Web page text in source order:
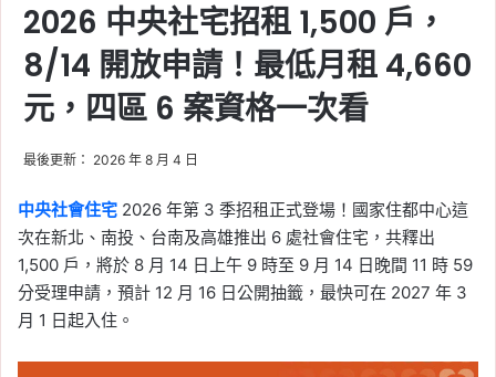
2026 中央社宅招租 1,500 戶，
8/14 開放申請！最低月租 4,660
元，四區 6 案資格一次看
最後更新： 2026 年 8 月 4 日
中央社會住宅 2026 年第 3 季招租正式登場！國家住都中心這
次在新北、南投、台南及高雄推出 6 處社會住宅，共釋出
1,500 戶，將於 8 月 14 日上午 9 時至 9 月 14 日晚間 11 時 59
分受理申請，預計 12 月 16 日公開抽籤，最快可在 2027 年 3
月 1 日起入住。